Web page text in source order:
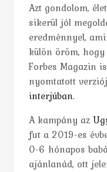
Azt gondolom,
sikerül jól
eredménnyel,
külön öröm,
Forbes Magazin
nyomtatott
interjúban.
A kampány az
fut a 2019-es
0-6 hónapos
ajánlanád, ott